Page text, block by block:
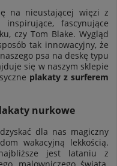
na nieustającej więzi z
fascynujące
czy Tom Blake. Wygląd
tak innowacyjny, że
psa na deskę typu
się w naszym sklepie
plakaty z surferem
nurkowe
dla nas magiczny
wakacyjną lekkością.
jest lataniu z